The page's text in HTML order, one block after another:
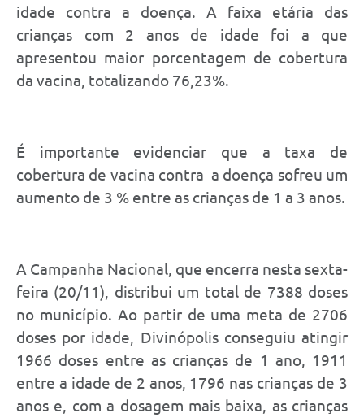
idade contra a doença. A faixa etária das
crianças com 2 anos de idade foi a que
apresentou maior porcentagem de cobertura
da vacina, totalizando 76,23%.
É importante evidenciar que a taxa de
cobertura de vacina contra a doença sofreu um
aumento de 3 % entre as crianças de 1 a 3 anos.
A Campanha Nacional, que encerra nesta sexta-
feira (20/11), distribui um total de 7388 doses
no município. Ao partir de uma meta de 2706
doses por idade, Divinópolis conseguiu atingir
1966 doses entre as crianças de 1 ano, 1911
entre a idade de 2 anos, 1796 nas crianças de 3
anos e, com a dosagem mais baixa, as crianças